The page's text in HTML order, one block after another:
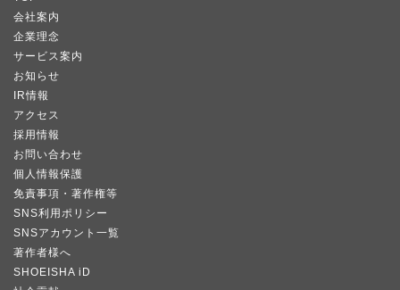
会社案内
企業理念
サービス案内
お知らせ
IR情報
アクセス
採用情報
お問い合わせ
個人情報保護
免責事項・著作権等
SNS利用ポリシー
SNSアカウント一覧
著作者様へ
SHOEISHA iD